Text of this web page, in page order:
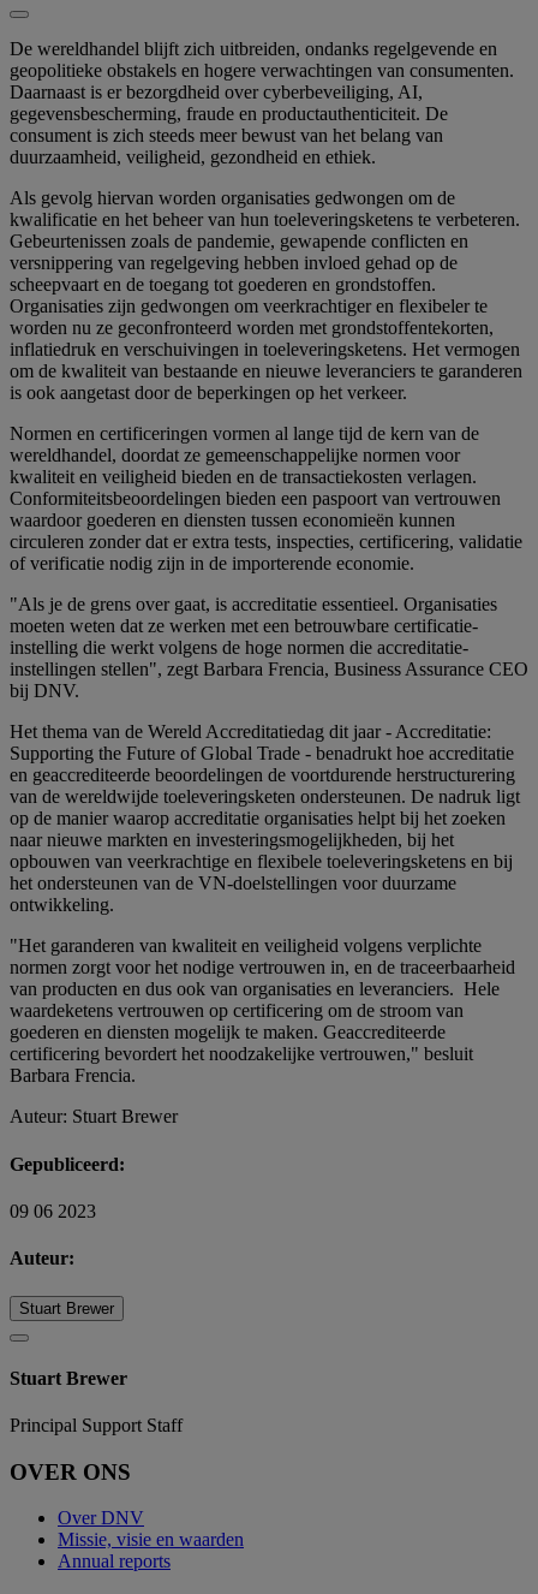
De wereldhandel blijft zich uitbreiden, ondanks regelgevende en
geopolitieke obstakels en hogere verwachtingen van consumenten.
Daarnaast is er bezorgdheid over cyberbeveiliging, AI,
gegevensbescherming, fraude en productauthenticiteit. De
consument is zich steeds meer bewust van het belang van
duurzaamheid, veiligheid, gezondheid en ethiek.
Als gevolg hiervan worden organisaties gedwongen om de
kwalificatie en het beheer van hun toeleveringsketens te verbeteren.
Gebeurtenissen zoals de pandemie, gewapende conflicten en
versnippering van regelgeving hebben invloed gehad op de
scheepvaart en de toegang tot goederen en grondstoffen.
Organisaties zijn gedwongen om veerkrachtiger en flexibeler te
worden nu ze geconfronteerd worden met grondstoffentekorten,
inflatiedruk en verschuivingen in toeleveringsketens. Het vermogen
om de kwaliteit van bestaande en nieuwe leveranciers te garanderen
is ook aangetast door de beperkingen op het verkeer.
Normen en certificeringen vormen al lange tijd de kern van de
wereldhandel, doordat ze gemeenschappelijke normen voor
kwaliteit en veiligheid bieden en de transactiekosten verlagen.
Conformiteitsbeoordelingen bieden een paspoort van vertrouwen
waardoor goederen en diensten tussen economieën kunnen
circuleren zonder dat er extra tests, inspecties, certificering, validatie
of verificatie nodig zijn in de importerende economie.
"Als je de grens over gaat, is accreditatie essentieel. Organisaties
moeten weten dat ze werken met een betrouwbare certificatie-
instelling die werkt volgens de hoge normen die accreditatie-
instellingen stellen", zegt Barbara Frencia, Business Assurance CEO
bij DNV.
Het thema van de Wereld Accreditatiedag dit jaar - Accreditatie:
Supporting the Future of Global Trade - benadrukt hoe accreditatie
en geaccrediteerde beoordelingen de voortdurende herstructurering
van de wereldwijde toeleveringsketen ondersteunen. De nadruk ligt
op de manier waarop accreditatie organisaties helpt bij het zoeken
naar nieuwe markten en investeringsmogelijkheden, bij het
opbouwen van veerkrachtige en flexibele toeleveringsketens en bij
het ondersteunen van de VN-doelstellingen voor duurzame
ontwikkeling.
"Het garanderen van kwaliteit en veiligheid volgens verplichte
normen zorgt voor het nodige vertrouwen in, en de traceerbaarheid
van producten en dus ook van organisaties en leveranciers. Hele
waardeketens vertrouwen op certificering om de stroom van
goederen en diensten mogelijk te maken. Geaccrediteerde
certificering bevordert het noodzakelijke vertrouwen," besluit
Barbara Frencia.
Auteur: Stuart Brewer
Gepubliceerd:
09 06 2023
Auteur:
Stuart Brewer
Stuart Brewer
Principal Support Staff
OVER ONS
Over DNV
Missie, visie en waarden
Annual reports